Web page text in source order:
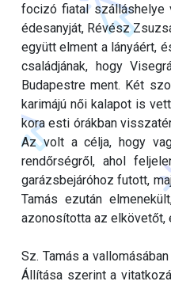
focizó fiatal szálláshelye
édesanyját, Révész
együtt elment a lányáért,
családjának, hogy
Budapestre ment. Két
karimájú női kalapot is
kora esti órákban
Az volt a célja, hogy
rendőrségről, ahol
garázsbejáróhoz futott,
Tamás ezután
azonosította az elkövetőt,
Sz. Tamás a
Állítása szerint a